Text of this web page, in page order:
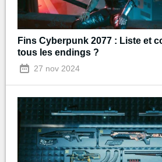
Fins Cyberpunk 2077 : Liste et
tous les endings ?
27 nov 2024